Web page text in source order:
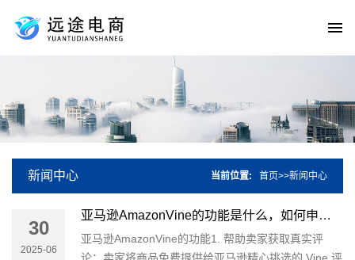
新闻中心 当前位置: 首页>>新闻中心
30
2025-06
亚马逊AmazonVine的功能是什么，如何申请加入亚马逊Vine计划
亚马逊AmazonVine的功能1. 帮助卖家获取真实评